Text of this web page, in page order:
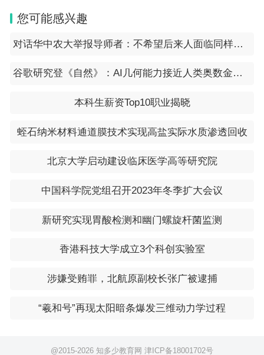
您可能感兴趣
对话华中农大举报导师者：不希望后来人面临同样情况
谷歌研究登《自然》：AI几何能力接近人类奥数金牌选手
本科生薪资Top10职业揭晓
蛭石纳米材料通道膜技术实现高盐实际水质渗透回收
北京大学启动建设临床医学高等研究院
中国科学院党组召开2023年冬季扩大会议
新研究实现胃酸检测和幽门螺旋杆菌监测
香港科技大学成立3个科创实验室
涉嫌受贿罪，北航原副校长张广被逮捕
“羲和号”再现太阳暗条爆发三维动力学过程
@2015-2026 知多少教育网 津ICP备18001702号